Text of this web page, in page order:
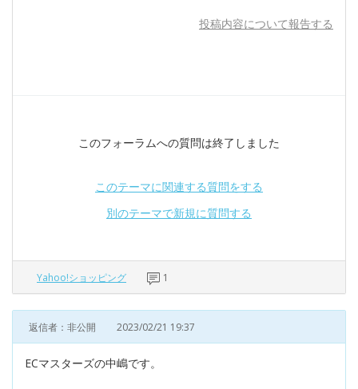
投稿内容について報告する
このフォーラムへの質問は終了しました
このテーマに関連する質問をする
別のテーマで新規に質問する
Yahoo!ショッピング 1
返信者：非公開 2023/02/21 19:37
ECマスターズの中嶋です。